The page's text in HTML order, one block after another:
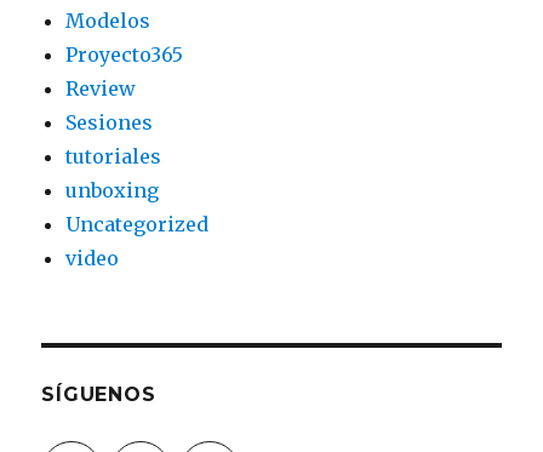
Modelos
Proyecto365
Review
Sesiones
tutoriales
unboxing
Uncategorized
video
SÍGUENOS